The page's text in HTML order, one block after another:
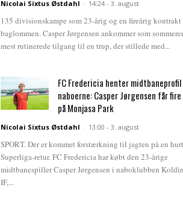
Nicolai Sixtus Østdahl - 14:24 - 3. august
135 divisionskampe som 23-årig og en fireårig kontrakt
baglommen. Casper Jørgensen ankommer som
mest rutinerede tilgang til en trup, der stillede med...
FC Fredericia henter midtbaneprofil
naboerne: Casper Jørgensen får
på Monjasa Park
Nicolai Sixtus Østdahl - 13:00 - 3. august
SPORT. Der er kommet forstærkning til jagten på en
Superliga-retur. FC Fredericia har købt den 23-årige
midtbanespiller Casper Jørgensen i naboklubben
IF,...